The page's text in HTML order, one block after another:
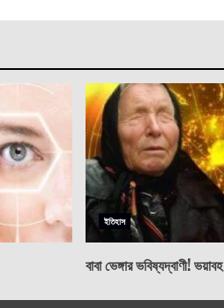
ইতিহাস
বাবা ভেঙ্গার ভবিষ্যদ্বাণী!